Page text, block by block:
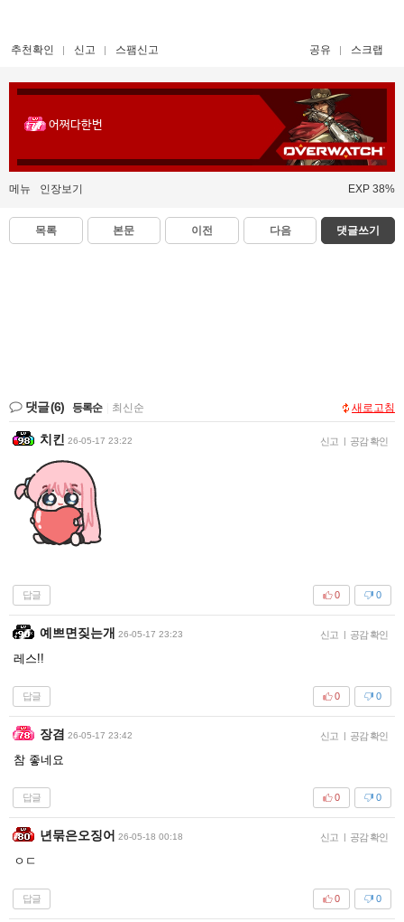
추천확인 신고 스팸신고 공유 스크랩
어쩌다한번
메뉴 인장보기 EXP 38%
목록 본문 이전 다음 댓글쓰기
댓글(6) 등록순 최신순 새로고침
치킨 26-05-17 23:22 신고 | 공감 확인
답글 0
0
예쁘면짖는개 26-05-17 23:23 신고 | 공감 확인
레스!!
답글 0
0
장겸 26-05-17 23:42 신고 | 공감 확인
참 좋네요
답글 0
0
년묶은오징어 26-05-18 00:18 신고 | 공감 확인
ㅇㄷ
답글 0
0